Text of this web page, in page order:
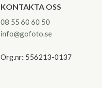
KONTAKTA OSS
08 55 60 60 50
info@gofoto.se
Org.nr: 556213-0137